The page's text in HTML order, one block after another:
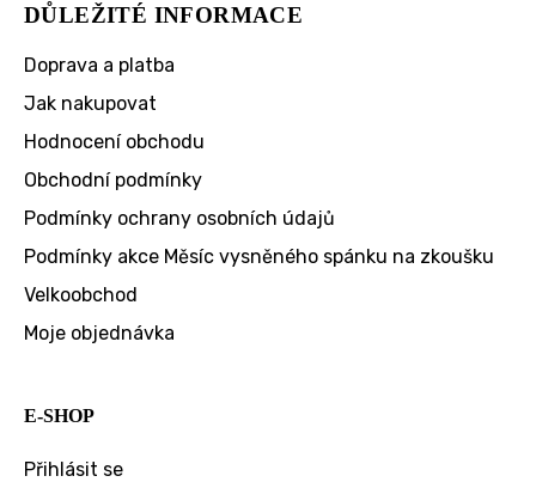
DŮLEŽITÉ INFORMACE
Doprava a platba
Jak nakupovat
Hodnocení obchodu
Obchodní podmínky
Podmínky ochrany osobních údajů
Podmínky akce Měsíc vysněného spánku na zkoušku
Velkoobchod
Moje objednávka
E-SHOP
Přihlásit se